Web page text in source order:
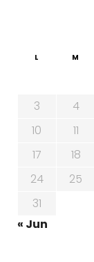
L M
3
4
10
11
17
18
24
25
31
« Jun